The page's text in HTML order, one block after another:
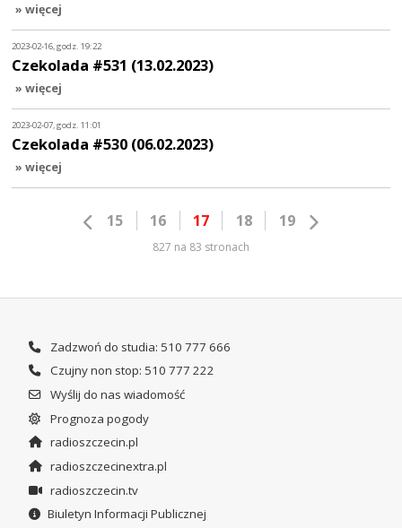
» więcej
2023-02-16, godz. 19:22
Czekolada #531 (13.02.2023)
» więcej
2023-02-07, godz. 11:01
Czekolada #530 (06.02.2023)
» więcej
15 16 17 18 19
827 na 83 stronach
Zadzwoń do studia: 510 777 666
Czujny non stop: 510 777 222
Wyślij do nas wiadomość
Prognoza pogody
radioszczecin.pl
radioszczecinextra.pl
radioszczecin.tv
Biuletyn Informacji Publicznej